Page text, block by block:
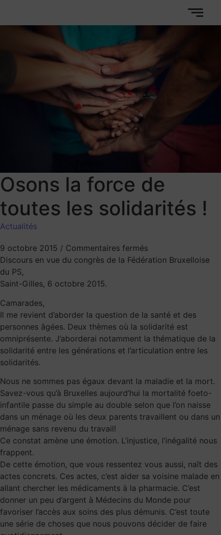
Osons la force de
toutes les solidarités !
Actualités
9 octobre 2015 / Commentaires fermés
Discours en vue du congrès de la Fédération Bruxelloise
du PS,
Saint-Gilles, 6 octobre 2015.
Camarades,
Il me revient d’aborder la question de la santé et des
personnes âgées. Deux thèmes où la solidarité est
omniprésente. J’aborderai notamment la thématique de la
solidarité entre les générations et l’articulation entre les
solidarités.
Nous ne sommes pas égaux devant la maladie et la mort.
Savez-vous qu’à Bruxelles aujourd’hui la mortalité foeto-
infantile passe du simple au double selon que l’on naisse
dans un ménage où les deux parents travaillent ou dans un
ménage sans revenu du travail!
Ce constat amène une émotion. L’injustice, l’inégalité nous
frappent.
De cette émotion, que vous ressentez vous aussi, naît des
actes concrets. Ces actes, c’est aider sa voisine malade en
allant chercher les médicaments à la pharmacie. C’est
donner un peu d’argent à Médecins du Monde pour
favoriser l’accès aux soins des plus démunis. C’est toute
une série de choses que nous pouvons décider de faire